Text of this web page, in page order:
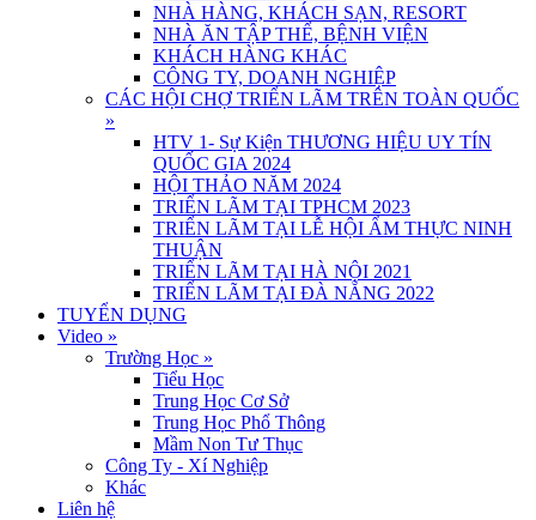
NHÀ HÀNG, KHÁCH SẠN, RESORT
NHÀ ĂN TẬP THỂ, BỆNH VIỆN
KHÁCH HÀNG KHÁC
CÔNG TY, DOANH NGHIỆP
CÁC HỘI CHỢ TRIỂN LÃM TRÊN TOÀN QUỐC
»
HTV 1- Sự Kiện THƯƠNG HIỆU UY TÍN
QUỐC GIA 2024
HỘI THẢO NĂM 2024
TRIỂN LÃM TẠI TPHCM 2023
TRIỂN LÃM TẠI LỄ HỘI ẨM THỰC NINH
THUẬN
TRIỂN LÃM TẠI HÀ NỘI 2021
TRIỂN LÃM TẠI ĐÀ NẴNG 2022
TUYỂN DỤNG
Video »
Trường Học »
Tiểu Học
Trung Học Cơ Sở
Trung Học Phổ Thông
Mầm Non Tư Thục
Công Ty - Xí Nghiệp
Khác
Liên hệ